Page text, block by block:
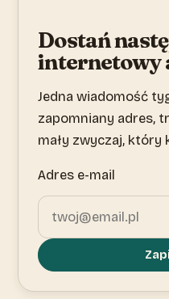
Dostań
internetowy
Jedna wiadomość
zapomniany adres,
mały zwyczaj, który
Adres e-mail